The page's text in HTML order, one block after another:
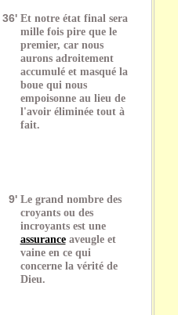
36' Et notre état final sera
mille fois pire que le
premier, car nous
aurons adroitement
accumulé et masqué la
boue qui nous
empoisonne au lieu de
l'avoir éliminée tout à
fait.
9' Le grand nombre des
croyants ou des
incroyants est une
assuranceaveugle et
vaine en ce qui
concerne la vérité de
Dieu.